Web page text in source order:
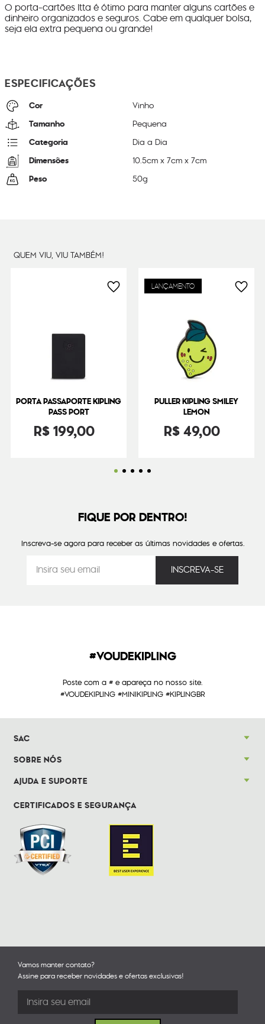
O porta-cartões Itta é ótimo para manter alguns cartões e
dinheiro organizados e seguros. Cabe em qualquer bolsa,
seja ela extra pequena ou grande!
ESPECIFICAÇÕES
Cor Vinho
Tamanho Pequena
Categoria Dia a Dia
Dimensões 10.5cm x7cm x7cm
Peso 50g
QUEM VIU, VIU TAMBÉM!
PORTA PASSAPORTE KIPLING
PASS PORT
R$199,00
LANÇAMENTO
PULLER KIPLING SMILEY
LEMON
R$49,00
FIQUE POR DENTRO!
Inscreva-se agora para receber as últimas novidades e ofertas.
#VOUDEKIPLING
Poste com a # e apareça no nosso site.
#VOUDEKIPLING #MINIKIPLING #KIPLINGBR
SAC
SOBRE NÓS
AJUDA E SUPORTE
CERTIFICADOS E SEGURANÇA
Vamos manter contato?
Assine para receber novidades e ofertas exclusivas!